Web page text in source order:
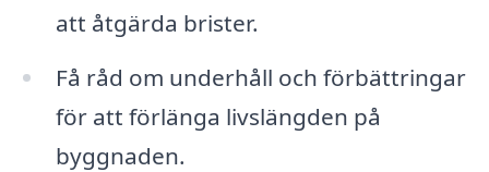
att åtgärda brister.
Få råd om underhåll och förbättringar
för att förlänga livslängden på
byggnaden.